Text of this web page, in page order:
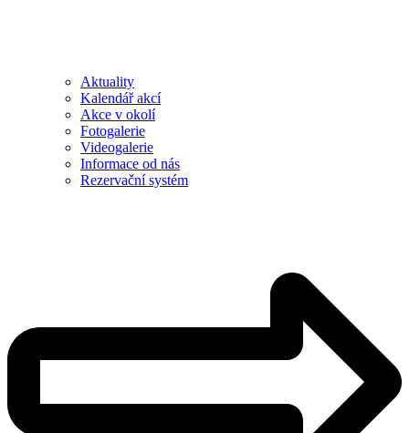
Aktuality
Kalendář akcí
Akce v okolí
Fotogalerie
Videogalerie
Informace od nás
Rezervační systém